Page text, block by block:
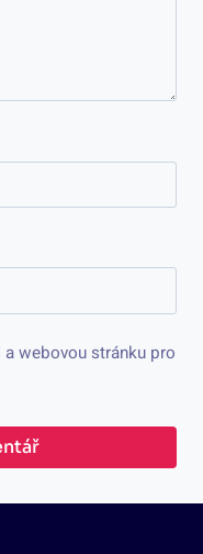
webovou stránku pro